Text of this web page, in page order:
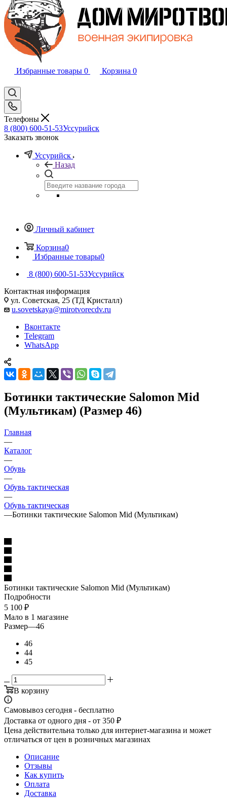
Избранные товары 0 Корзина 0
Телефоны
8 (800) 600-51-53Уссурийск
Заказать звонок
Уссурийск
Назад
Личный кабинет
Корзина0
Избранные товары0
8 (800) 600-51-53Уссурийск
Контактная информация
ул. Советская, 25 (ТД Кристалл)
u.sovetskaya@mirotvorecdv.ru
Вконтакте
Telegram
WhatsApp
Ботинки тактические Salomon Mid
(Мультикам) (Размер 46)
Главная
—
Каталог
—
Обувь
—
Обувь тактическая
—
Обувь тактическая
—Ботинки тактические Salomon Mid (Мультикам)
Ботинки тактические Salomon Mid (Мультикам)
Подробности
5 100 ₽
Мало в 1 магазине
Размер—46
46
44
45
В корзину
Самовывоз сегодня - бесплатно
Доставка от одного дня - от 350 ₽
Цена действительна только для интернет-магазина и может
отличаться от цен в розничных магазинах
Описание
Отзывы
Как купить
Оплата
Доставка